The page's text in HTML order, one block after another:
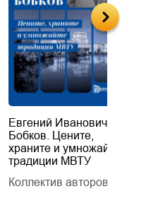
Евгений Иванович
Бобков. Цените,
храните и умножайте
традиции МВТУ
Коллектив авторов